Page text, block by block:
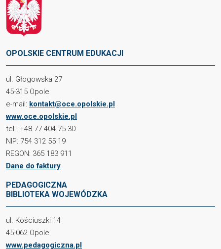
OPOLSKIE CENTRUM EDUKACJI
ul. Głogowska 27
45-315 Opole
e-mail: kontakt@oce.opolskie.pl
www.oce.opolskie.pl
tel.: +48 77 404 75 30
NIP: 754 312 55 19
REGON: 365 183 911
Dane do faktury
PEDAGOGICZNA
BIBLIOTEKA WOJEWÓDZKA
ul. Kościuszki 14
45-062 Opole
www.pedagogiczna.pl